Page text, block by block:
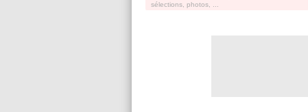
sélections, photos, ...